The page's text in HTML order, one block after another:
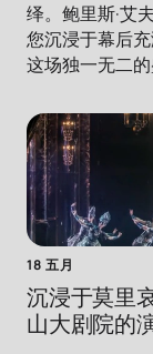
绎。鲍里斯·艾
您沉浸于幕后
这场独一无二的
18 五月
沉浸于莫里
山大剧院的